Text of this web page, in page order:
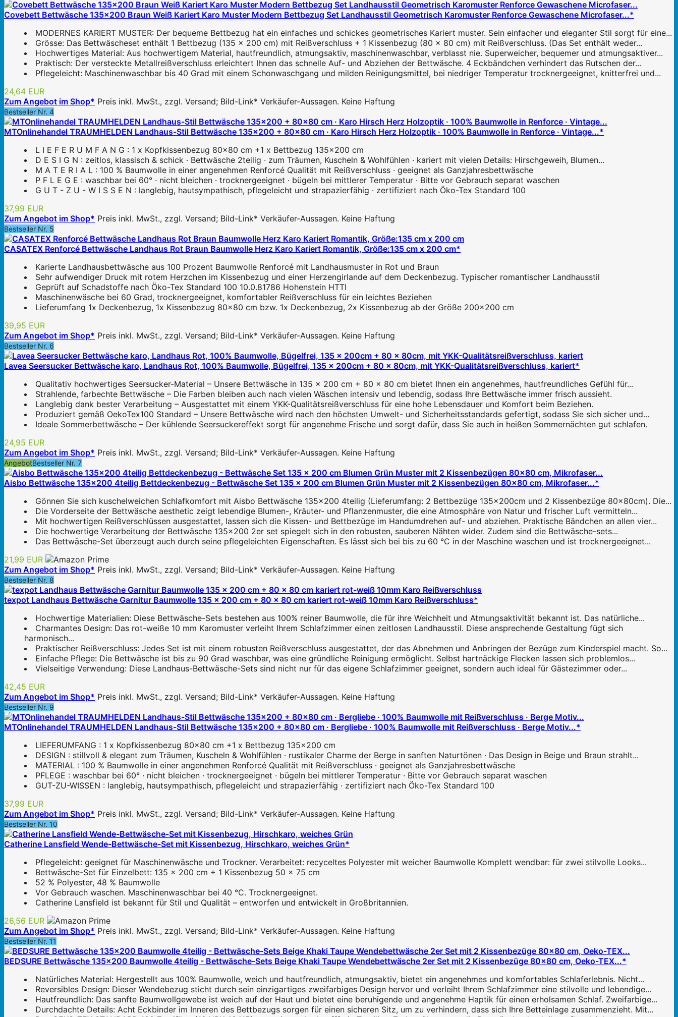
Covebett Bettwäsche 135x200 Braun Weiß Kariert Karo Muster Modern Bettbezug Set Landhausstil Geometrisch Karomuster Renforce Gewaschene Microfaser...*
MODERNES KARIERT MUSTER: Der bequeme Bettbezug hat ein einfaches und schickes geometrisches Kariert muster. Sein einfacher und eleganter Stil sorgt für eine...
Grösse: Das Bettwäscheset enthält 1 Bettbezug (135 x 200 cm) mit Reißverschluss + 1 Kissenbezug (80 x 80 cm) mit Reißverschluss. (Das Set enthält weder...
Hochwertiges Material: Aus hochwertigem Material, hautfreundlich, atmungsaktiv, maschinenwaschbar, verblasst nie. Superweicher, bequemer und atmungsaktiver...
Praktisch: Der versteckte Metallreißverschluss erleichtert Ihnen das schnelle Auf- und Abziehen der Bettwäsche. 4 Eckbändchen verhindert das Rutschen der...
Pflegeleicht: Maschinenwaschbar bis 40 Grad mit einem Schonwaschgang und milden Reinigungsmittel, bei niedriger Temperatur trocknergeeignet, knitterfrei und...
24,64 EUR
Zum Angebot im Shop* Preis inkl. MwSt., zzgl. Versand; Bild-Link* Verkäufer-Aussagen. Keine Haftung
Bestseller Nr. 4
MTOnlinehandel TRAUMHELDEN Landhaus-Stil Bettwäsche 135x200 + 80x80 cm · Karo Hirsch Herz Holzoptik · 100% Baumwolle in Renforce · Vintage...*
L I E F E R U M F A N G : 1 x Kopfkissenbezug 80x80 cm +1 x Bettbezug 135x200 cm
D E S I G N : zeitlos, klassisch & schick · Bettwäsche 2teilig · zum Träumen, Kuscheln & Wohlfühlen · kariert mit vielen Details: Hirschgeweih, Blumen...
M A T E R I A L : 100 % Baumwolle in einer angenehmen Renforcé Qualität mit Reißverschluss · geeignet als Ganzjahresbettwäsche
P F L E G E : waschbar bei 60° · nicht bleichen · trocknergeeignet · bügeln bei mittlerer Temperatur · Bitte vor Gebrauch separat waschen
G U T - Z U - W I S S E N : langlebig, hautsympathisch, pflegeleicht und strapazierfähig · zertifiziert nach Öko-Tex Standard 100
37,99 EUR
Zum Angebot im Shop* Preis inkl. MwSt., zzgl. Versand; Bild-Link* Verkäufer-Aussagen. Keine Haftung
Bestseller Nr. 5
CASATEX Renforcé Bettwäsche Landhaus Rot Braun Baumwolle Herz Karo Kariert Romantik, Größe:135 cm x 200 cm*
Karierte Landhausbettwäsche aus 100 Prozent Baumwolle Renforcé mit Landhausmuster in Rot und Braun
Sehr aufwendiger Druck mit rotem Herzchen im Kissenbezug und einer Herzengirlande auf dem Deckenbezug. Typischer romantischer Landhausstil
Geprüft auf Schadstoffe nach Öko-Tex Standard 100 10.0.81786 Hohenstein HTTI
Maschinenwäsche bei 60 Grad, trocknergeeignet, komfortabler Reißverschluss für ein leichtes Beziehen
Lieferumfang 1x Deckenbezug, 1x Kissenbezug 80x80 cm bzw. 1x Deckenbezug, 2x Kissenbezug ab der Größe 200x200 cm
39,95 EUR
Zum Angebot im Shop* Preis inkl. MwSt., zzgl. Versand; Bild-Link* Verkäufer-Aussagen. Keine Haftung
Bestseller Nr. 6
Lavea Seersucker Bettwäsche karo, Landhaus Rot, 100% Baumwolle, Bügelfrei, 135 x 200cm + 80 x 80cm, mit YKK-Qualitätsreißverschluss, kariert*
Qualitativ hochwertiges Seersucker-Material – Unsere Bettwäsche in 135 x 200 cm + 80 x 80 cm bietet Ihnen ein angenehmes, hautfreundliches Gefühl für...
Strahlende, farbechte Bettwäsche – Die Farben bleiben auch nach vielen Wäschen intensiv und lebendig, sodass Ihre Bettwäsche immer frisch aussieht.
Langlebig dank bester Verarbeitung – Ausgestattet mit einem YKK-Qualitätsreißverschluss für eine hohe Lebensdauer und Komfort beim Beziehen.
Produziert gemäß OekoTex100 Standard – Unsere Bettwäsche wird nach den höchsten Umwelt- und Sicherheitsstandards gefertigt, sodass Sie sich sicher und...
Ideale Sommerbettwäsche – Der kühlende Seersuckereffekt sorgt für angenehme Frische und sorgt dafür, dass Sie auch in heißen Sommernächten gut schlafen.
24,95 EUR
Zum Angebot im Shop* Preis inkl. MwSt., zzgl. Versand; Bild-Link* Verkäufer-Aussagen. Keine Haftung
AngebotBestseller Nr. 7
Aisbo Bettwäsche 135x200 4teilig Bettdeckenbezug - Bettwäsche Set 135 x 200 cm Blumen Grün Muster mit 2 Kissenbezügen 80x80 cm, Mikrofaser...*
Gönnen Sie sich kuschelweichen Schlafkomfort mit Aisbo Bettwäsche 135x200 4teilig (Lieferumfang: 2 Bettbezüge 135x200cm und 2 Kissenbezüge 80x80cm). Die...
Die Vorderseite der Bettwäsche aesthetic zeigt lebendige Blumen-, Kräuter- und Pflanzenmuster, die eine Atmosphäre von Natur und frischer Luft vermitteln...
Mit hochwertigen Reißverschlüssen ausgestattet, lassen sich die Kissen- und Bettbezüge im Handumdrehen auf- und abziehen. Praktische Bändchen an allen vier...
Die hochwertige Verarbeitung der Bettwäsche 135x200 2er set spiegelt sich in den robusten, sauberen Nähten wider. Zudem sind die Bettwäsche-sets...
Das Bettwäsche-Set überzeugt auch durch seine pflegeleichten Eigenschaften. Es lässt sich bei bis zu 60 °C in der Maschine waschen und ist trocknergeeignet...
21,99 EUR
Zum Angebot im Shop* Preis inkl. MwSt., zzgl. Versand; Bild-Link* Verkäufer-Aussagen. Keine Haftung
Bestseller Nr. 8
texpot Landhaus Bettwäsche Garnitur Baumwolle 135 x 200 cm + 80 x 80 cm kariert rot-weiß 10mm Karo Reißverschluss*
Hochwertige Materialien: Diese Bettwäsche-Sets bestehen aus 100% reiner Baumwolle, die für ihre Weichheit und Atmungsaktivität bekannt ist. Das natürliche...
Charmantes Design: Das rot-weiße 10 mm Karomuster verleiht Ihrem Schlafzimmer einen zeitlosen Landhausstil. Diese ansprechende Gestaltung fügt sich
harmonisch...
Praktischer Reißverschluss: Jedes Set ist mit einem robusten Reißverschluss ausgestattet, der das Abnehmen und Anbringen der Bezüge zum Kinderspiel macht. So...
Einfache Pflege: Die Bettwäsche ist bis zu 90 Grad waschbar, was eine gründliche Reinigung ermöglicht. Selbst hartnäckige Flecken lassen sich problemlos...
Vielseitige Verwendung: Diese Landhaus-Bettwäsche-Sets sind nicht nur für das eigene Schlafzimmer geeignet, sondern auch ideal für Gästezimmer oder...
42,45 EUR
Zum Angebot im Shop* Preis inkl. MwSt., zzgl. Versand; Bild-Link* Verkäufer-Aussagen. Keine Haftung
Bestseller Nr. 9
MTOnlinehandel TRAUMHELDEN Landhaus-Stil Bettwäsche 135x200 + 80x80 cm · Bergliebe · 100% Baumwolle mit Reißverschluss · Berge Motiv...*
LIEFERUMFANG : 1 x Kopfkissenbezug 80x80 cm +1 x Bettbezug 135x200 cm
DESIGN : stillvoll & elegant zum Träumen, Kuscheln & Wohlfühlen · rustikaler Charme der Berge in sanften Naturtönen · Das Design in Beige und Braun strahlt...
MATERIAL : 100 % Baumwolle in einer angenehmen Renforcé Qualität mit Reißverschluss · geeignet als Ganzjahresbettwäsche
PFLEGE : waschbar bei 60° · nicht bleichen · trocknergeeignet · bügeln bei mittlerer Temperatur · Bitte vor Gebrauch separat waschen
GUT-ZU-WISSEN : langlebig, hautsympathisch, pflegeleicht und strapazierfähig · zertifiziert nach Öko-Tex Standard 100
37,99 EUR
Zum Angebot im Shop* Preis inkl. MwSt., zzgl. Versand; Bild-Link* Verkäufer-Aussagen. Keine Haftung
Bestseller Nr. 10
Catherine Lansfield Wende-Bettwäsche-Set mit Kissenbezug, Hirschkaro, weiches Grün*
Pflegeleicht: geeignet für Maschinenwäsche und Trockner. Verarbeitet: recyceltes Polyester mit weicher Baumwolle Komplett wendbar: für zwei stilvolle Looks...
Bettwäsche-Set für Einzelbett: 135 x 200 cm + 1 Kissenbezug 50 x 75 cm
52 % Polyester, 48 % Baumwolle
Vor Gebrauch waschen. Maschinenwaschbar bei 40 °C. Trocknergeeignet.
Catherine Lansfield ist bekannt für Stil und Qualität – entworfen und entwickelt in Großbritannien.
26,56 EUR
Zum Angebot im Shop* Preis inkl. MwSt., zzgl. Versand; Bild-Link* Verkäufer-Aussagen. Keine Haftung
Bestseller Nr. 11
BEDSURE Bettwäsche 135x200 Baumwolle 4teilig - Bettwäsche-Sets Beige Khaki Taupe Wendebettwäsche 2er Set mit 2 Kissenbezüge 80x80 cm, Oeko-TEX...*
Natürliches Material: Hergestellt aus 100% Baumwolle, weich und hautfreundlich, atmungsaktiv, bietet ein angenehmes und komfortables Schlaferlebnis. Nicht...
Reversibles Design: Dieser Wendebezug sticht durch sein einzigartiges zweifarbiges Design hervor und verleiht Ihrem Schlafzimmer eine stilvolle und lebendige...
Hautfreundlich: Das sanfte Baumwollgewebe ist weich auf der Haut und bietet eine beruhigende und angenehme Haptik für einen erholsamen Schlaf. Zweifarbige...
Durchdachte Details: Acht Eckbinder im Inneren des Bettbezugs sorgen für einen sicheren Sitz, um zu verhindern, dass sich Ihre Betteinlage zusammenzieht. Mit...